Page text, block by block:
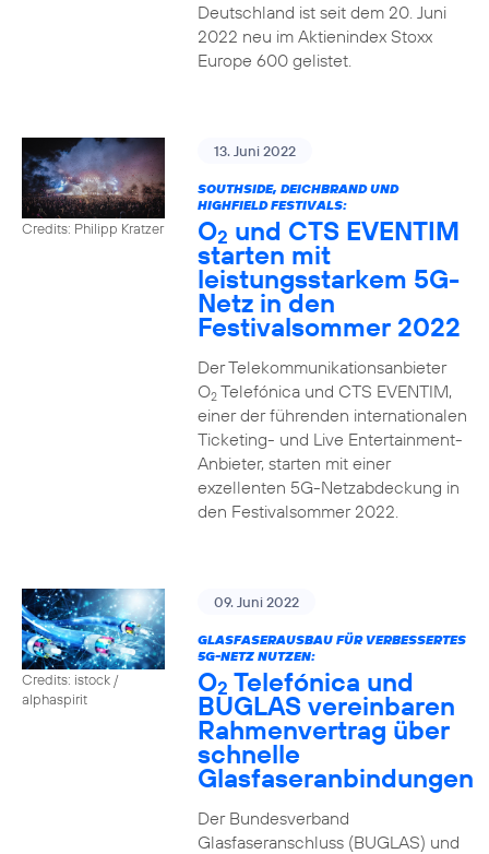
Deutschland ist seit dem 20. Juni
2022 neu im Aktienindex Stoxx
Europe 600 gelistet.
Credits: Philipp Kratzer
13. Juni 2022
SOUTHSIDE, DEICHBRAND UND
HIGHFIELD FESTIVALS:
O2 und CTS EVENTIM
starten mit
leistungsstarkem 5G-
Netz in den
Festivalsommer 2022
Der Telekommunikationsanbieter
O2Telefónica und CTS EVENTIM,
einer der führenden internationalen
Ticketing- und Live Entertainment-
Anbieter, starten mit einer
exzellenten 5G-Netzabdeckung in
den Festivalsommer 2022.
Credits: istock /
alphaspirit
09. Juni 2022
GLASFASERAUSBAU FÜR VERBESSERTES
5G-NETZ NUTZEN:
O2 Telefónica und
BUGLAS vereinbaren
Rahmenvertrag über
schnelle
Glasfaseranbindungen
Der Bundesverband
Glasfaseranschluss (BUGLAS) und